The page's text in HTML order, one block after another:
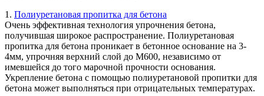
1. Полиуретановая пропитка для бетона
Очень эффективная технология упрочнения бетона,
получившая широкое распространение. Полиуретановая
пропитка для бетона проникает в бетонное основание на 3-
4мм, упрочняя верхний слой до М600, независимо от
имевшейся до того марочной прочности основания.
Укрепление бетона с помощью полиуретановой пропитки для
бетона может выполняться при отрицательных температурах.